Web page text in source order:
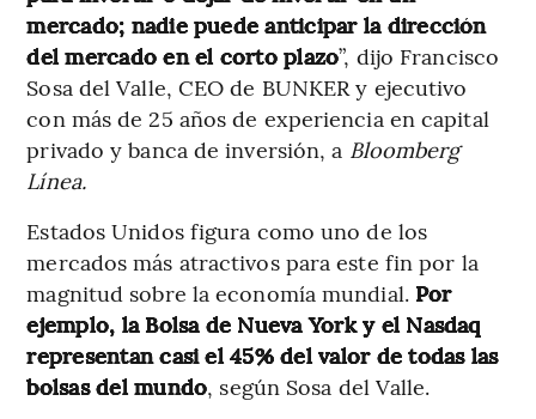
mercado; nadie puede anticipar la dirección
del mercado en el corto plazo”, dijo Francisco
Sosa del Valle, CEO de BUNKER y ejecutivo
con más de 25 años de experiencia en capital
privado y banca de inversión, a Bloomberg
Línea.
Estados Unidos figura como uno de los
mercados más atractivos para este fin por la
magnitud sobre la economía mundial. Por
ejemplo, la Bolsa de Nueva York y el Nasdaq
representan casi el 45% del valor de todas las
bolsas del mundo, según Sosa del Valle.